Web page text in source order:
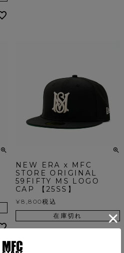
NEW ERA x MFC
STORE ORIGINAL
59FIFTY MS LOGO
CAP 【25SS】
¥8,800税込
在庫切れ